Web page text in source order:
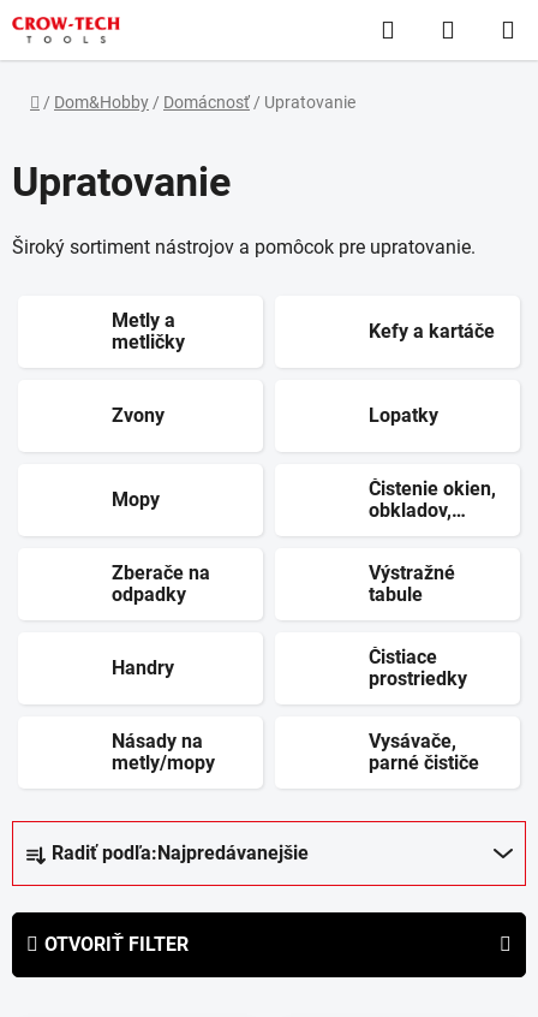
Prejsť
na
obsah
Hľadať
KOŠÍK
Domov
/ Dom&Hobby / Domácnosť / Upratovanie
Upratovanie
Široký sortiment nástrojov a pomôcok pre upratovanie.
Metly a
metličky
Kefy a kartáče
Zvony Lopatky
Mopy
Čistenie okien,
obkladov,
dlažby
Zberače na
odpadky
Výstražné
tabule
Handry
Čistiace
prostriedky
Násady na
metly/mopy
Vysávače,
parné čističe
Radiť podľa: Najpredávanejšie
OTVORIŤ FILTER